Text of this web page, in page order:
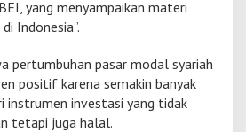
yang menyampaikan materi
Indonesia”.
pertumbuhan pasar modal syariah
positif karena semakin banyak
instrumen investasi yang tidak
tetapi juga halal.